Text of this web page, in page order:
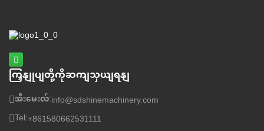
ကြှနျုပျတို့ကိုဆကျသှယျရနျ
အီးမေးလ်:info@sdshinemachinery.com
Tel:+861580662531111